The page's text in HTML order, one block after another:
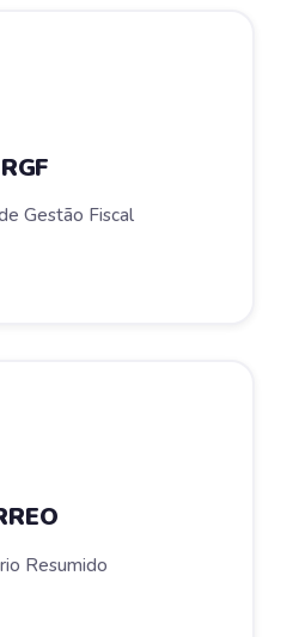
RGF
Gestão Fiscal
Resumido